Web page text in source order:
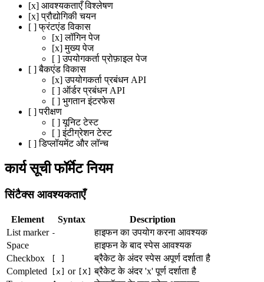
[x] आवश्यकताएँ विश्लेषण
[x] प्रौद्योगिकी चयन
[ ] फ्रंटएंड विकास
[x] लॉगिन पेज
[x] मुख्य पेज
[ ] उपयोगकर्ता प्रोफ़ाइल पेज
[ ] बैकएंड विकास
[x] उपयोगकर्ता प्रबंधन API
[ ] ऑर्डर प्रबंधन API
[ ] भुगतान इंटरफेस
[ ] परीक्षण
[ ] यूनिट टेस्ट
[ ] इंटीग्रेशन टेस्ट
[ ] डिप्लॉयमेंट और लॉन्च
कार्य सूची फॉर्मेट नियम
सिंटैक्स आवश्यकताएँ
Element Syntax
Description
List marker -
हाइफन का उपयोग करना आवश्यक
Space
हाइफन के बाद स्पेस आवश्यक
Checkbox
[ ]
ब्रैकेट के अंदर स्पेस अपूर्ण दर्शाता है
Completed
[x] or [X] ब्रैकेट के अंदर 'x' पूर्ण दर्शाता है